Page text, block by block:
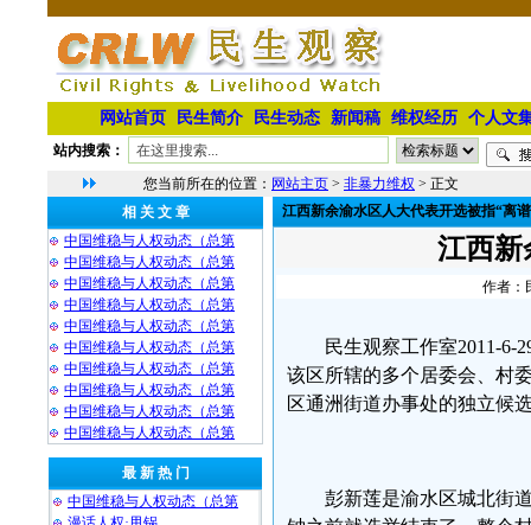
网站首页 民生简介 民生动态 新闻稿 维权经历 个人文
站内搜索：
您当前所在的位置： 网站主页 > 非暴力维权 > 正文
相 关 文 章
中国维稳与人权动态（总第
中国维稳与人权动态（总第
中国维稳与人权动态（总第
中国维稳与人权动态（总第
中国维稳与人权动态（总第
中国维稳与人权动态（总第
中国维稳与人权动态（总第
中国维稳与人权动态（总第
中国维稳与人权动态（总第
中国维稳与人权动态（总第
最 新 热 门
中国维稳与人权动态（总第
江西新余渝水区人大代表开选被指“离
江西新
作者：
民生观察工作室2011-6-
该区所辖的多个居委会、村
区通洲街道办事处的独立候
彭新莲是渝水区城北街